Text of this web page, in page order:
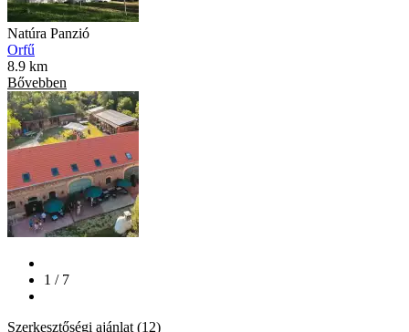
Natúra Panzió
Orfű
8.9 km
Bővebben
1 / 7
Szerkesztőségi ajánlat (12)